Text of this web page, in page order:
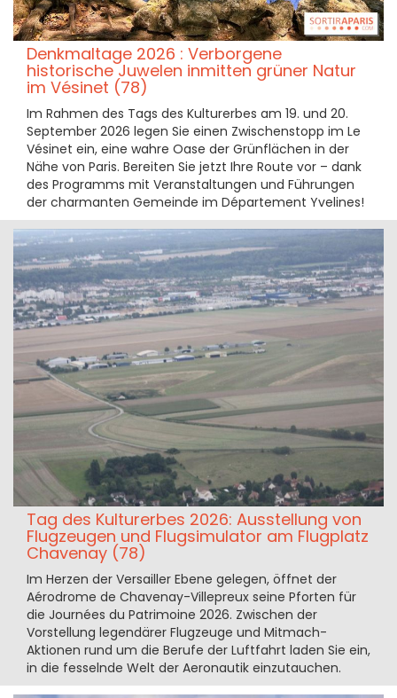
Denkmaltage 2026 : Verborgene
historische Juwelen inmitten grüner Natur
im Vésinet (78)
Im Rahmen des Tags des Kulturerbes am 19. und 20.
September 2026 legen Sie einen Zwischenstopp im Le
Vésinet ein, eine wahre Oase der Grünflächen in der
Nähe von Paris. Bereiten Sie jetzt Ihre Route vor – dank
des Programms mit Veranstaltungen und Führungen
der charmanten Gemeinde im Département Yvelines!
Tag des Kulturerbes 2026: Ausstellung von
Flugzeugen und Flugsimulator am Flugplatz
Chavenay (78)
Im Herzen der Versailler Ebene gelegen, öffnet der
Aérodrome de Chavenay-Villepreux seine Pforten für
die Journées du Patrimoine 2026. Zwischen der
Vorstellung legendärer Flugzeuge und Mitmach-
Aktionen rund um die Berufe der Luftfahrt laden Sie ein,
in die fesselnde Welt der Aeronautik einzutauchen.